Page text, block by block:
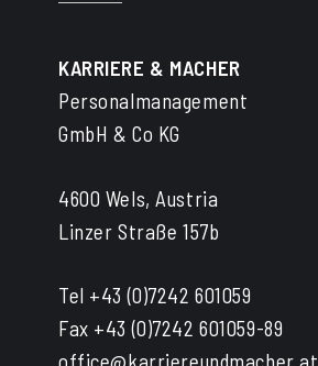
KARRIERE & MACHER
Personalmanagement
GmbH & Co KG
4600 Wels, Austria
Linzer Straße 157b
Tel +43 (0)7242 601059
Fax +43 (0)7242 601059-89